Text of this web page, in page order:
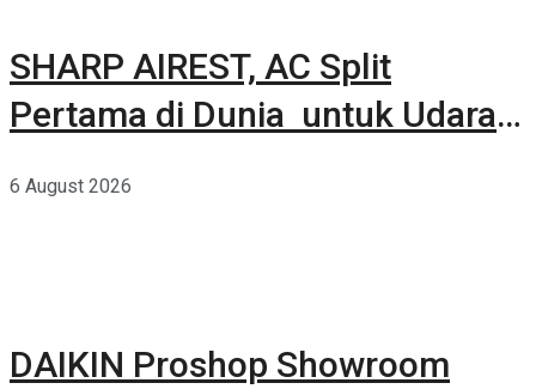
SHARP AIREST, AC Split
Pertama di Dunia untuk Udara
6 August 2026
DAIKIN Proshop Showroom